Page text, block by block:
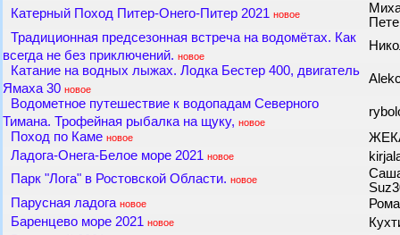
Катерный Поход Питер-Онего-Питер 2021 новое
Традиционная предсезонная встреча на водомётах. Как
всегда не без приключений. новое
Катание на водных лыжах. Лодка Бестер 400, двигатель
Ямаха 30 новое
Водометное путешествие к водопадам Северного
Тимана. Трофейная рыбалка на щуку, новое
Поход по Каме новое
Ладога-Онега-Белое море 2021 новое
Парк "Лога" в Ростовской Области. новое
Парусная ладога новое
Баренцево море 2021 новое